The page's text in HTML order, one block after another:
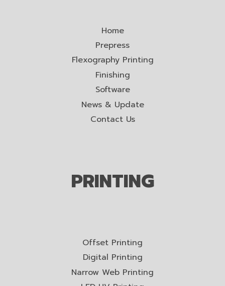
Home
Prepress
Flexography Printing
Finishing
Software
News & Update
Contact Us
PRINTING
Offset Printing
Digital Printing
Narrow Web Printing